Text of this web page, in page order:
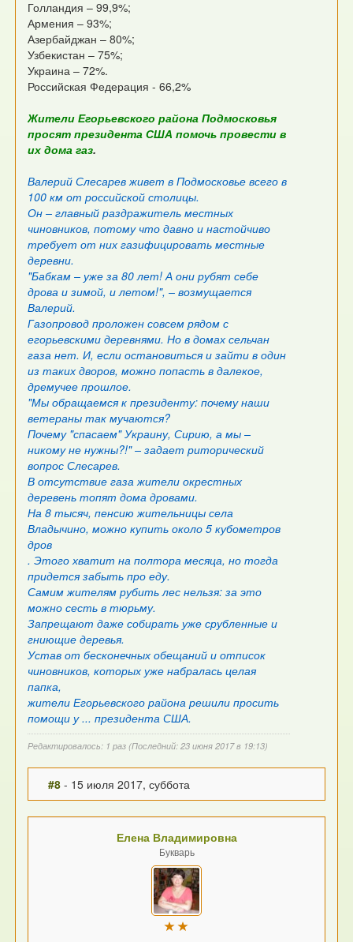
Голландия – 99,9%;
Армения – 93%;
Азербайджан – 80%;
Узбекистан – 75%;
Украина – 72%.
Российская Федерация - 66,2%
Жители Егорьевского района Подмосковья
просят президента США помочь провести в
их дома газ.
Валерий Слесарев живет в Подмосковье всего в
100 км от российской столицы.
Он – главный раздражитель местных
чиновников, потому что давно и настойчиво
требует от них газифицировать местные
деревни.
"Бабкам – уже за 80 лет! А они рубят себе
дрова и зимой, и летом!", – возмущается
Валерий.
Газопровод проложен совсем рядом с
егорьевскими деревнями. Но в домах сельчан
газа нет. И, если остановиться и зайти в один
из таких дворов, можно попасть в далекое,
дремучее прошлое.
"Мы обращаемся к президенту: почему наши
ветераны так мучаются?
Почему "спасаем" Украину, Сирию, а мы –
никому не нужны?!" – задает риторический
вопрос Слесарев.
В отсутствие газа жители окрестных
деревень топят дома дровами.
На 8 тысяч, пенсию жительницы села
Владычино, можно купить около 5 кубометров
дров
. Этого хватит на полтора месяца, но тогда
придется забыть про еду.
Самим жителям рубить лес нельзя: за это
можно сесть в тюрьму.
Запрещают даже собирать уже срубленные и
гниющие деревья.
Устав от бесконечных обещаний и отписок
чиновников, которых уже набралась целая
папка,
жители Егорьевского района решили просить
помощи у ... президента США.
Редактировалось: 1 раз (Последний: 23 июня 2017 в 19:13)
#8 - 15 июля 2017, суббота
Елена Владимировна
Букварь